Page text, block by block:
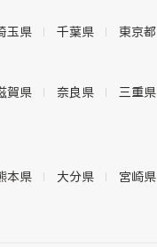
玉県 千葉県 東京都
賀県 奈良県 三重県
本県 大分県 宮崎県